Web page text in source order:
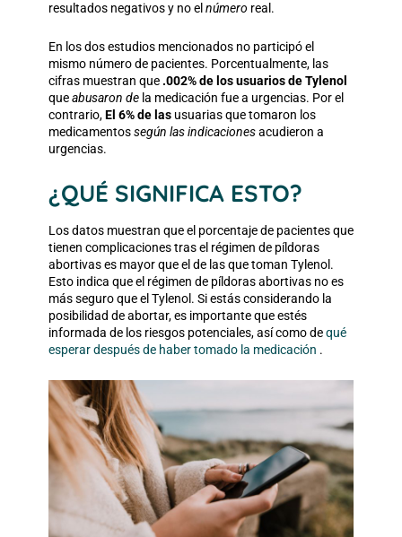
resultados negativos y no el número real.
En los dos estudios mencionados no participó el
mismo número de pacientes. Porcentualmente, las
cifras muestran que .002% de los usuarios de Tylenol
queabusaron de la medicación fue a urgencias. Por el
contrario,El 6% de las usuarias que tomaron los
medicamentossegún las indicacionesacudieron a
urgencias.
¿QUÉ SIGNIFICA ESTO?
Los datos muestran que el porcentaje de pacientes que
tienen complicaciones tras el régimen de píldoras
abortivas es mayor que el de las que toman Tylenol.
Esto indica que el régimen de píldoras abortivas no es
más seguro que el Tylenol. Si estás considerando la
posibilidad de abortar, es importante que estés
informada de los riesgos potenciales, así como dequé
esperar después de haber tomado la medicación .